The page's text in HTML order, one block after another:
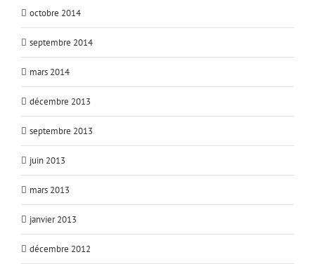
octobre 2014
septembre 2014
mars 2014
décembre 2013
septembre 2013
juin 2013
mars 2013
janvier 2013
décembre 2012